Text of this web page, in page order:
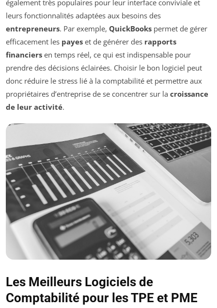
également très populaires pour leur interface conviviale et
leurs fonctionnalités adaptées aux besoins des
entrepreneurs. Par exemple, QuickBooks permet de gérer
efficacement les payes et de générer des rapports
financiers en temps réel, ce qui est indispensable pour
prendre des décisions éclairées. Choisir le bon logiciel peut
donc réduire le stress lié à la comptabilité et permettre aux
propriétaires d’entreprise de se concentrer sur la croissance
de leur activité.
Les Meilleurs Logiciels de
Comptabilité pour les TPE et PME